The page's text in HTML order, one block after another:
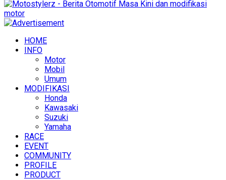
HOME
INFO
Motor
Mobil
Umum
MODIFIKASI
Honda
Kawasaki
Suzuki
Yamaha
RACE
EVENT
COMMUNITY
PROFILE
PRODUCT